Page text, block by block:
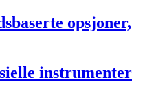
opsjoner,
instrumenter